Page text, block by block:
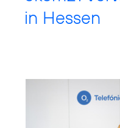
in Hessen